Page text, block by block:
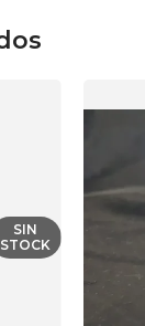
SIN
STOCK